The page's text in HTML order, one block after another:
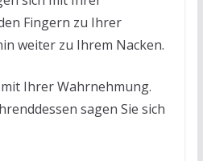
Fingern zu Ihrer
weiter zu Ihrem Nacken.
Ihrer Wahrnehmung.
sagen Sie sich